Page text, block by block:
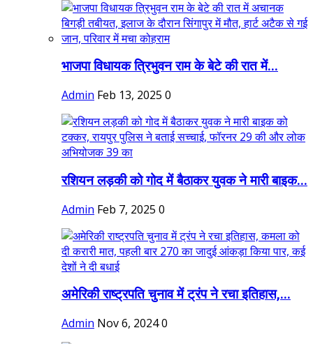
भाजपा विधायक त्रिभुवन राम के बेटे की रात में...
Admin Feb 13, 2025 0
रशियन लड़की को गोद में बैठाकर युवक ने मारी बाइक...
Admin Feb 7, 2025 0
अमेरिकी राष्ट्रपति चुनाव में ट्रंप ने रचा इतिहास,...
Admin Nov 6, 20240